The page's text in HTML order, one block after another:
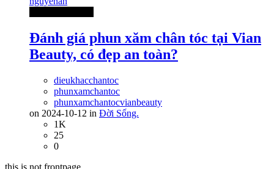
Đánh giá phun xăm chân tóc tại Vian
Beauty, có đẹp an toàn?
dieukhacchantoc
phunxamchantoc
phunxamchantocvianbeauty
on 2024-10-12 in Đời Sống.
1K
25
0
this is not frontpage